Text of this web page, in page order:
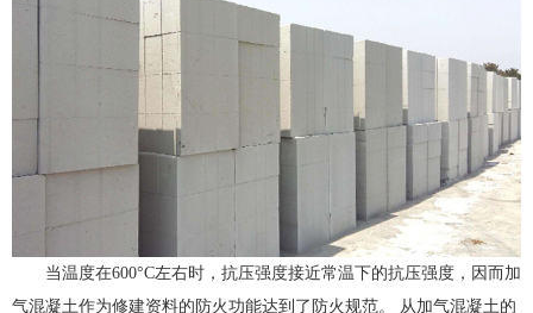
当温度在600°C左右时，抗压强度接近常温下的抗压强度，因而加
气混凝土作为修建资料的防火功能达到了防火规范。 从加气混凝土的